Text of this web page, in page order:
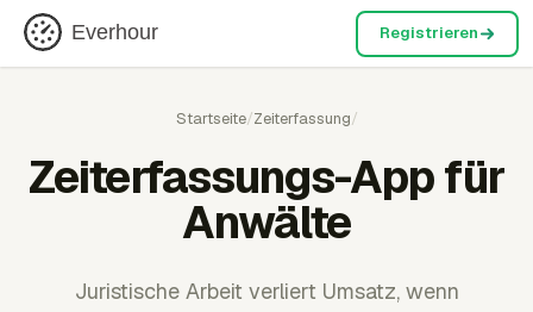
Everhour Registrieren
Startseite/Zeiterfassung/
Zeiterfassungs-App für
Anwälte
Juristische Arbeit verliert Umsatz, wenn